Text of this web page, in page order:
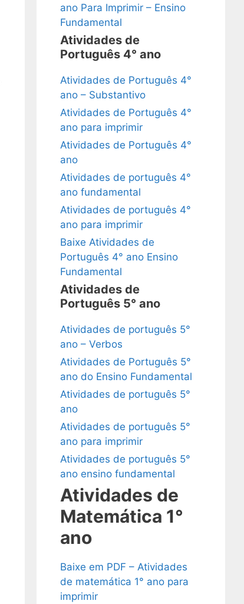
ano Para Imprimir – Ensino
Fundamental
Atividades de
Português 4° ano
Atividades de Português 4°
ano – Substantivo
Atividades de Português 4°
ano para imprimir
Atividades de Português 4°
ano
Atividades de português 4°
ano fundamental
Atividades de português 4°
ano para imprimir
Baixe Atividades de
Português 4° ano Ensino
Fundamental
Atividades de
Português 5° ano
Atividades de português 5°
ano – Verbos
Atividades de Português 5°
ano do Ensino Fundamental
Atividades de português 5°
ano
Atividades de português 5°
ano para imprimir
Atividades de português 5°
ano ensino fundamental
Atividades de
Matemática 1°
ano
Baixe em PDF – Atividades
de matemática 1° ano para
imprimir